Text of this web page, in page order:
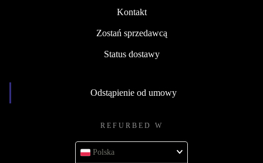
Kontakt
Zostań sprzedawcą
Status dostawy
Odstąpienie od umowy
REFURBED W
Polska